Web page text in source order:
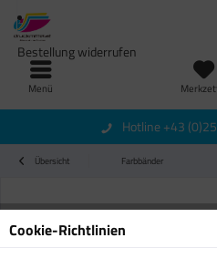
Menü
Bestellung widerrufen
Hotline +43
Übersicht Farbbänder
Cookie-Richtlinien